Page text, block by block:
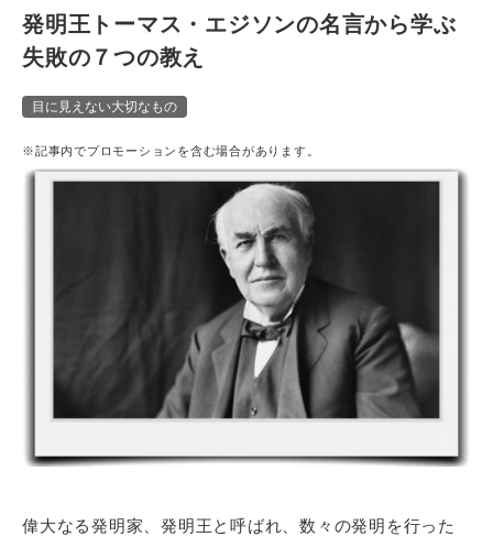
発明王トーマス・エジソンの名言から学ぶ
失敗の７つの教え
目に見えない大切なもの
※記事内でプロモーションを含む場合があります。
偉大なる発明家、発明王と呼ばれ、数々の発明を行った